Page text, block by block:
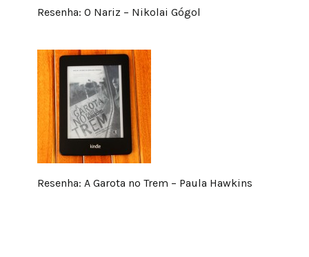
Resenha: O Nariz – Nikolai Gógol
Resenha: A Garota no Trem – Paula Hawkins